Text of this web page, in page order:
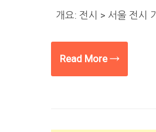
개요: 전시 > 서울 전시 기
Read More →